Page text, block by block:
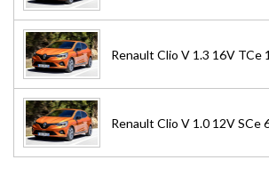
Renault Clio V 1.3 16V TCe
Renault Clio V 1.0 12V SCe